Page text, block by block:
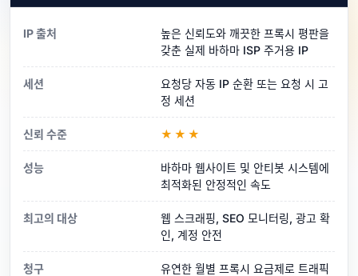
IP 출처
높은 신뢰도와 깨끗한 프록시 평판을
갖춘 실제 바하마 ISP 주거용 IP
세션
요청당 자동 IP 순환 또는 요청 시 고
정 세션
신뢰 수준 ★★★
성능
바하마 웹사이트 및 안티봇 시스템에
최적화된 안정적인 속도
최고의 대상
웹 스크래핑, SEO 모니터링, 광고 확
인, 계정 안전
청구
유연한 월별 프록시 요금제로 트래픽